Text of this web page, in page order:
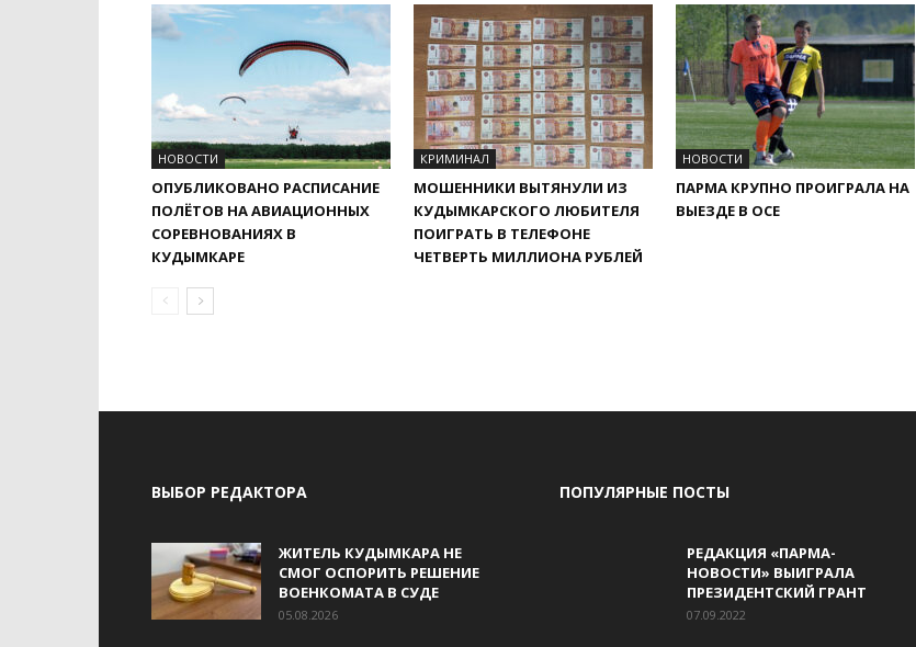
НОВОСТИ
ОПУБЛИКОВАНО РАСПИСАНИЕ
ПОЛЁТОВ НА АВИАЦИОННЫХ
СОРЕВНОВАНИЯХ В
КУДЫМКАРЕ
КРИМИНАЛ
МОШЕННИКИ ВЫТЯНУЛИ ИЗ
КУДЫМКАРСКОГО ЛЮБИТЕЛЯ
ПОИГРАТЬ В ТЕЛЕФОНЕ
ЧЕТВЕРТЬ МИЛЛИОНА РУБЛЕЙ
НОВОСТИ
ПАРМА КРУПНО ПРОИГРАЛА НА
ВЫЕЗДЕ В ОСЕ
ВЫБОР РЕДАКТОРА
ЖИТЕЛЬ КУДЫМКАРА НЕ
СМОГ ОСПОРИТЬ РЕШЕНИЕ
ВОЕНКОМАТА В СУДЕ
05.08.2026
ПОПУЛЯРНЫЕ ПОСТЫ
РЕДАКЦИЯ «ПАРМА-
НОВОСТИ» ВЫИГРАЛА
ПРЕЗИДЕНТСКИЙ ГРАНТ
07.09.2022